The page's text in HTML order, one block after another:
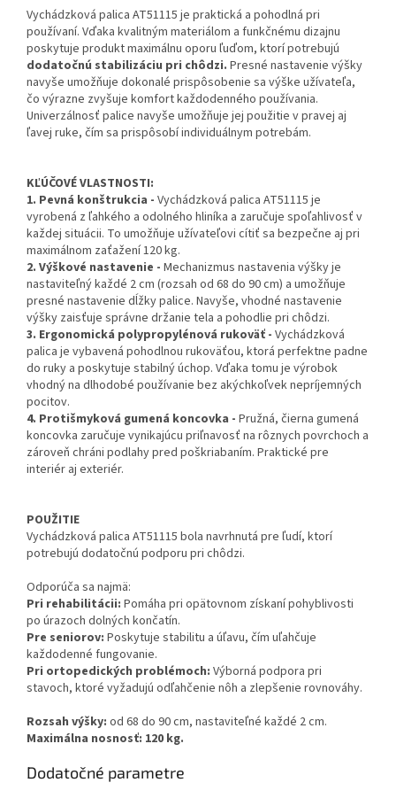
Vychádzková palica AT51115 je praktická a pohodlná pri
používaní. Vďaka kvalitným materiálom a funkčnému dizajnu
poskytuje produkt maximálnu oporu ľuďom, ktorí potrebujú
dodatočnú stabilizáciu pri chôdzi. Presné nastavenie výšky
navyše umožňuje dokonalé prispôsobenie sa výške užívateľa,
čo výrazne zvyšuje komfort každodenného používania.
Univerzálnosť palice navyše umožňuje jej použitie v pravej aj
ľavej ruke, čím sa prispôsobí individuálnym potrebám.
KĽÚČOVÉ VLASTNOSTI:
1. Pevná konštrukcia - Vychádzková palica AT51115 je
vyrobená z ľahkého a odolného hliníka a zaručuje spoľahlivosť v
každej situácii. To umožňuje užívateľovi cítiť sa bezpečne aj pri
maximálnom zaťažení 120 kg.
2. Výškové nastavenie - Mechanizmus nastavenia výšky je
nastaviteľný každé 2 cm (rozsah od 68 do 90 cm) a umožňuje
presné nastavenie dĺžky palice. Navyše, vhodné nastavenie
výšky zaisťuje správne držanie tela a pohodlie pri chôdzi.
3. Ergonomická polypropylénová rukoväť - Vychádzková
palica je vybavená pohodlnou rukoväťou, ktorá perfektne padne
do ruky a poskytuje stabilný úchop. Vďaka tomu je výrobok
vhodný na dlhodobé používanie bez akýchkoľvek nepríjemných
pocitov.
4. Protišmyková gumená koncovka - Pružná, čierna gumená
koncovka zaručuje vynikajúcu priľnavosť na rôznych povrchoch a
zároveň chráni podlahy pred poškriabaním. Praktické pre
interiér aj exteriér.
POUŽITIE
Vychádzková palica AT51115 bola navrhnutá pre ľudí, ktorí
potrebujú dodatočnú podporu pri chôdzi.
Odporúča sa najmä:
Pri rehabilitácii: Pomáha pri opätovnom získaní pohyblivosti
po úrazoch dolných končatín.
Pre seniorov: Poskytuje stabilitu a úľavu, čím uľahčuje
každodenné fungovanie.
Pri ortopedických problémoch: Výborná podpora pri
stavoch, ktoré vyžadujú odľahčenie nôh a zlepšenie rovnováhy.
Rozsah výšky: od 68 do 90 cm, nastaviteľné každé 2 cm.
Maximálna nosnosť: 120 kg.
Dodatočné parametre